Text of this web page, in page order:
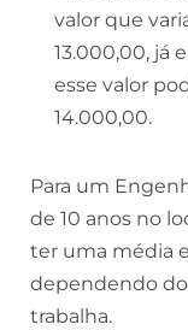
valor que
13.000,00, já
esse valor
14.000,00.
Para um
de 10 anos no
ter uma média
dependendo
trabalha.